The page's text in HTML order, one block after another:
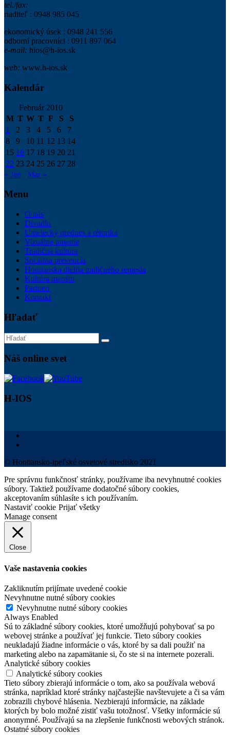
tel./fax:
riaditeľ : 0948 985 045
ekonomický úsek : 0948 241 556
odborní pracovníci : 0911 897 064
e-mail: hios@h-ios.sk
web: www.h-ios.sk
Kalendár
Február 2010
M T W T F S
S
1
2 3 4 5 6
7
8
9 10 11 12 13 14
15 16 17 18 19 20 21
22 23 24 25 26 27 28
« Jan
Mar »
Menu
O nás
Divadlo
Umelecký prednes a rétorika
Vizuálne umenie
Tradičná kultúra
Sociálna prevencia
Hontianska dielňa tradičného remesla
Kultúra menšín
Partneri
Kontakt
Hľadať
Náš online svet
H-IOS
© Hontiansko-ipeľské osvetové stredisko 2021
Pre správnu funkčnosť stránky, používame iba nevyhnutné cookies
súbory. Taktiež používame dodatočné súbory cookies,
akceptovaním súhlasíte s ich používaním.
Nastaviť cookie Prijať všetky
Manage consent
Close
Vaše nastavenia cookies
Zakliknutím prijímate uvedené cookie
Nevyhnutne nutné súbory cookies
Nevyhnutne nutné súbory cookies
Always Enabled
Sú to základné súbory cookies, ktoré umožňujú pohybovať sa po
webovej stránke a používať jej funkcie. Tieto súbory cookies
neukladajú žiadne informácie o vás, ktoré by sa dali použiť na
marketing alebo na zapamätanie si, čo ste si na internete pozerali.
Analytické súbory cookies
Analytické súbory cookies
Tieto súbory zbierajú informácie o tom, ako sa používala webová
stránka, napríklad ktoré stránky najčastejšie navštevujete a či sa vám
zobrazili chybové hlásenia. Nezbierajú informácie, na základe
ktorých by bolo možné zistiť vašu totožnosť. Všetky informácie sú
anonymné. Používajú sa na zlepšenie funkčnosti webových stránok.
Ostatné súbory cookies